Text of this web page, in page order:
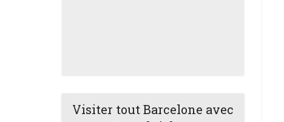
Visiter tout Barcelone avec